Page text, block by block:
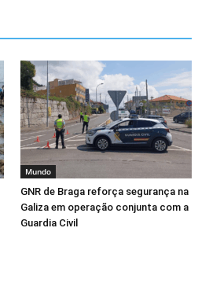
Mundo
GNR de Braga reforça segurança na
Galiza em operação conjunta com a
Guardia Civil